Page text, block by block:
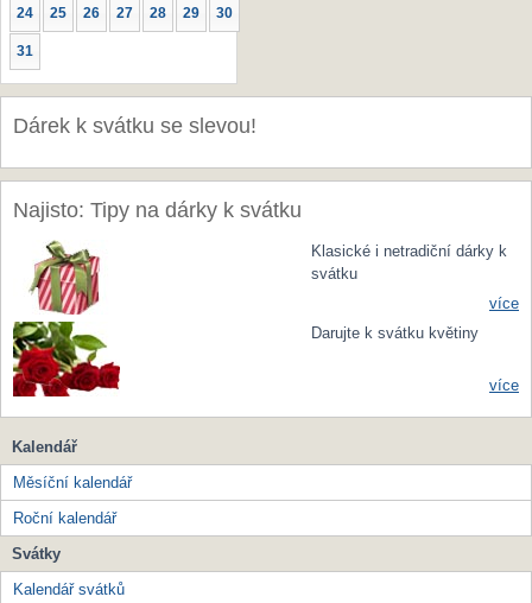
24 25 26 27 28 29 30
31
Dárek k svátku se slevou!
Najisto: Tipy na dárky k svátku
Klasické i netradiční dárky k
svátku
více
Darujte k svátku květiny
více
Kalendář
Měsíční kalendář
Roční kalendář
Svátky
Kalendář svátků